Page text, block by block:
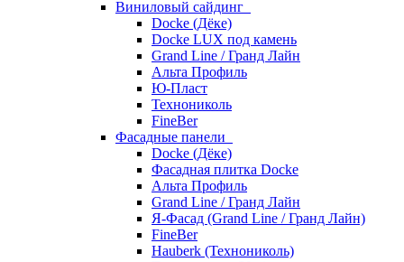
Виниловый сайдинг
Docke (Дёке)
Docke LUX под камень
Grand Line / Гранд Лайн
Альта Профиль
Ю-Пласт
Технониколь
FineBer
Фасадные панели
Docke (Дёке)
Фасадная плитка Docke
Альта Профиль
Grand Line / Гранд Лайн
Я-Фасад (Grand Line / Гранд Лайн)
FineBer
Hauberk (Технониколь)